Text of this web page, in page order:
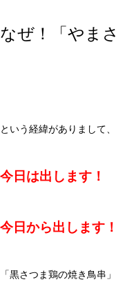
なぜ！「やま
という経緯がありまして、
今日は出します！
今日から出します！
「黒さつま鶏の焼き鳥串」